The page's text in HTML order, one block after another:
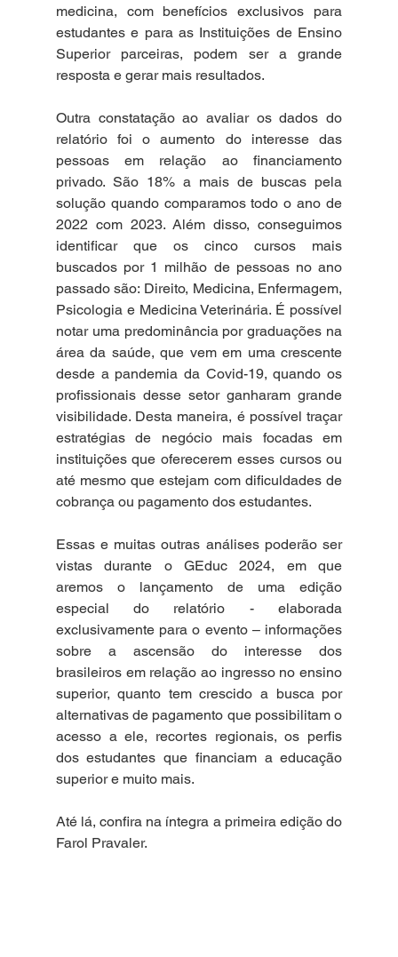
medicina, com benefícios exclusivos para
estudantes e para as Instituições de Ensino
Superior parceiras, podem ser a grande
resposta e gerar mais resultados.
Outra constatação ao avaliar os dados do
relatório foi o aumento do interesse das
pessoas em relação ao financiamento
privado. São 18% a mais de buscas pela
solução quando comparamos todo o ano de
2022 com 2023. Além disso, conseguimos
identificar que os cinco cursos mais
buscados por 1 milhão de pessoas no ano
passado são: Direito, Medicina, Enfermagem,
Psicologia e Medicina Veterinária. É possível
notar uma predominância por graduações na
área da saúde, que vem em uma crescente
desde a pandemia da Covid-19, quando os
profissionais desse setor ganharam grande
visibilidade. Desta maneira, é possível traçar
estratégias de negócio mais focadas em
instituições que oferecerem esses cursos ou
até mesmo que estejam com dificuldades de
cobrança ou pagamento dos estudantes.
Essas e muitas outras análises poderão ser
vistas durante o GEduc 2024, em que
aremos o lançamento de uma edição
especial do relatório - elaborada
exclusivamente para o evento – informações
sobre a ascensão do interesse dos
brasileiros em relação ao ingresso no ensino
superior, quanto tem crescido a busca por
alternativas de pagamento que possibilitam o
acesso a ele, recortes regionais, os perfis
dos estudantes que financiam a educação
superior e muito mais.
Até lá, confira na íntegra a primeira edição do
Farol Pravaler.